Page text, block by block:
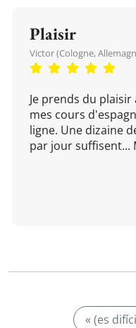
Plaisir
Victor (Cologne,
Je prends du plaisir
mes cours
ligne. Une dizaine
par jour suffisent...
« (es